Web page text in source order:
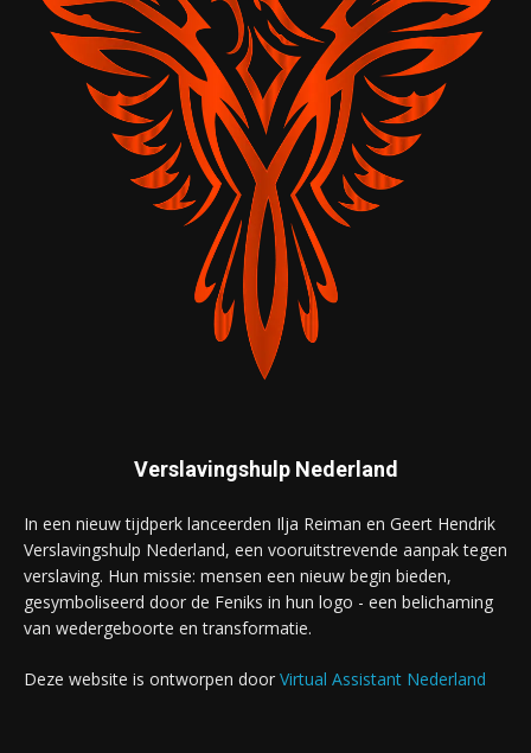
Verslavingshulp Nederland
In een nieuw tijdperk lanceerden Ilja Reiman en Geert Hendrik
Verslavingshulp Nederland, een vooruitstrevende aanpak tegen
verslaving. Hun missie: mensen een nieuw begin bieden,
gesymboliseerd door de Feniks in hun logo - een belichaming
van wedergeboorte en transformatie.
Deze website is ontworpen door Virtual Assistant Nederland